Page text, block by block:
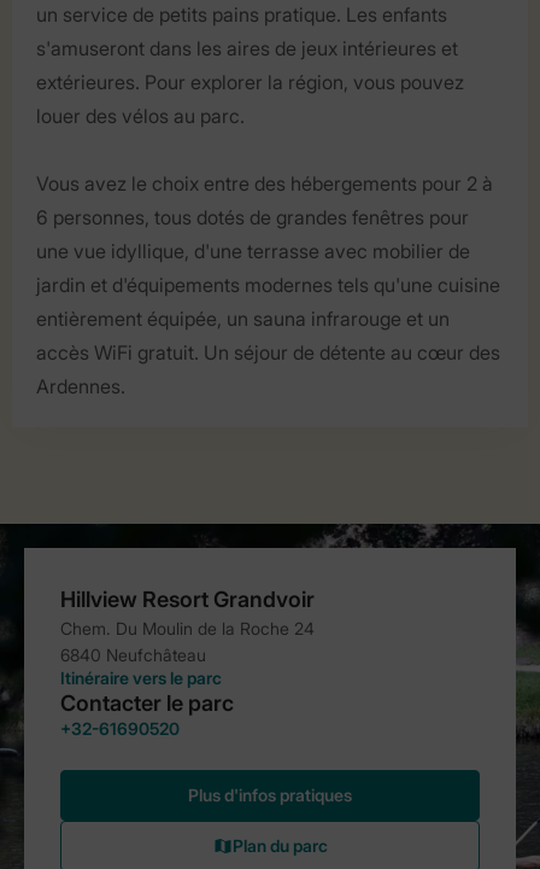
un service de petits pains pratique. Les enfants
s'amuseront dans les aires de jeux intérieures et
extérieures. Pour explorer la région, vous pouvez
louer des vélos au parc.
Vous avez le choix entre des hébergements pour 2 à
6 personnes, tous dotés de grandes fenêtres pour
une vue idyllique, d'une terrasse avec mobilier de
jardin et d'équipements modernes tels qu'une cuisine
entièrement équipée, un sauna infrarouge et un
accès WiFi gratuit. Un séjour de détente au cœur des
Ardennes.